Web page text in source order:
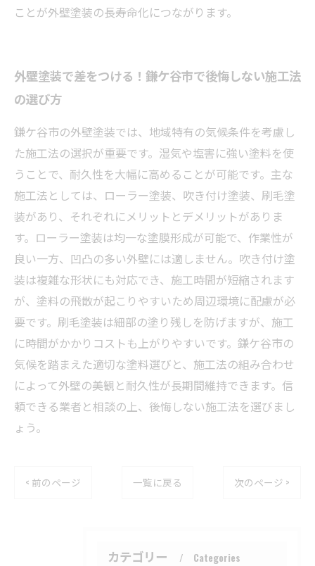
ことが外壁塗装の長寿命化につながります。
外壁塗装で差をつける！鎌ケ谷市で後悔しない施工法
の選び方
鎌ケ谷市の外壁塗装では、地域特有の気候条件を考慮し
た施工法の選択が重要です。湿気や塩害に強い塗料を使
うことで、耐久性を大幅に高めることが可能です。主な
施工法としては、ローラー塗装、吹き付け塗装、刷毛塗
装があり、それぞれにメリットとデメリットがありま
す。ローラー塗装は均一な塗膜形成が可能で、作業性が
良い一方、凹凸の多い外壁には適しません。吹き付け塗
装は複雑な形状にも対応でき、施工時間が短縮されます
が、塗料の飛散が起こりやすいため周辺環境に配慮が必
要です。刷毛塗装は細部の塗り残しを防げますが、施工
に時間がかかりコストも上がりやすいです。鎌ケ谷市の
気候を踏まえた適切な塗料選びと、施工法の組み合わせ
によって外壁の美観と耐久性が長期間維持できます。信
頼できる業者と相談の上、後悔しない施工法を選びまし
ょう。
< 前のページ 一覧に戻る 次のページ >
カテゴリー Categories